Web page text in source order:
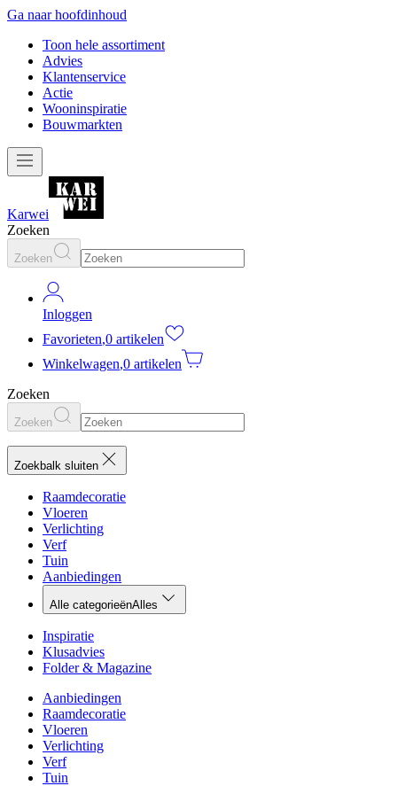
Ga naar hoofdinhoud
Toon hele assortiment
Advies
Klantenservice
Actie
Wooninspiratie
Bouwmarkten
Karwei
Zoeken
Zoeken
Inloggen
Favorieten,0 artikelen
Winkelwagen,0 artikelen
Zoeken
Zoeken
Zoekbalk sluiten
Raamdecoratie
Vloeren
Verlichting
Verf
Tuin
Aanbiedingen
Alle categorieënAlles
Inspiratie
Klusadvies
Folder & Magazine
Aanbiedingen
Raamdecoratie
Vloeren
Verlichting
Verf
Tuin